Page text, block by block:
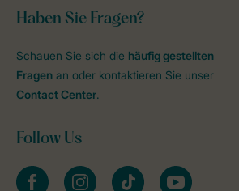
Haben Sie Fragen?
Schauen Sie sich die häufig gestellten
Fragen an oder kontaktieren Sie unser
Contact Center.
Follow Us
facebookinstagramtiktok youtube